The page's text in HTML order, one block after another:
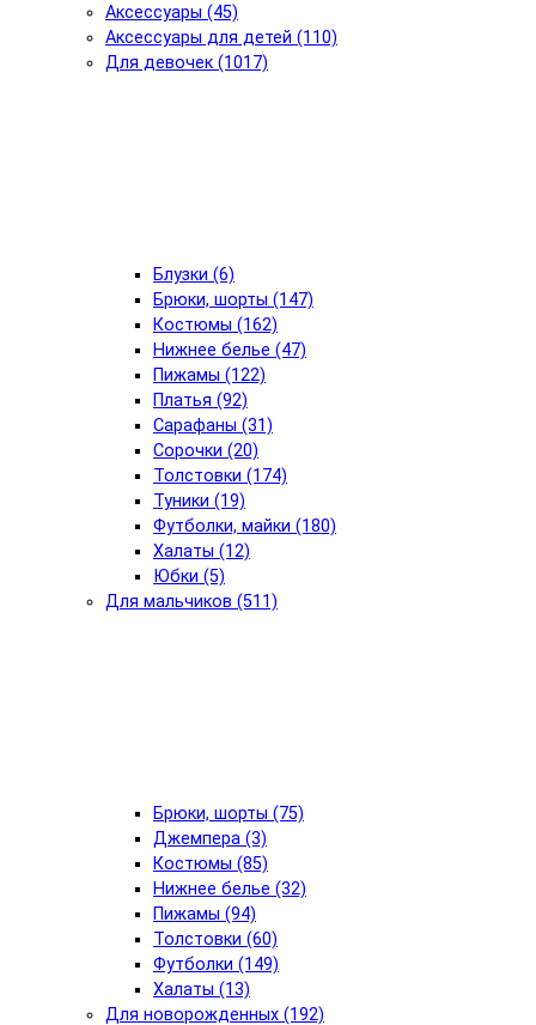
Аксессуары (45)
Аксессуары для детей (110)
Для девочек (1017)
Блузки (6)
Брюки, шорты (147)
Костюмы (162)
Нижнее белье (47)
Пижамы (122)
Платья (92)
Сарафаны (31)
Сорочки (20)
Толстовки (174)
Туники (19)
Футболки, майки (180)
Халаты (12)
Юбки (5)
Для мальчиков (511)
Брюки, шорты (75)
Джемпера (3)
Костюмы (85)
Нижнее белье (32)
Пижамы (94)
Толстовки (60)
Футболки (149)
Халаты (13)
Для новорожденных (192)